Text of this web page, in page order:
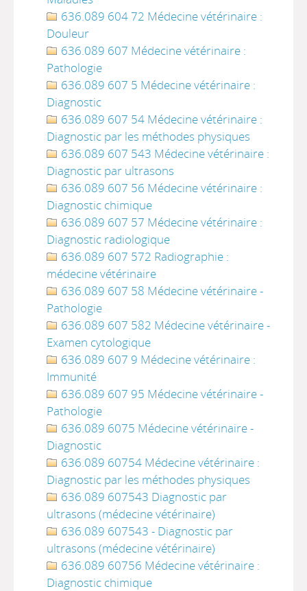
636.089 604 72 Médecine vétérinaire :
Douleur
636.089 607 Médecine vétérinaire :
Pathologie
636.089 607 5 Médecine vétérinaire :
Diagnostic
636.089 607 54 Médecine vétérinaire :
Diagnostic par les méthodes physiques
636.089 607 543 Médecine vétérinaire :
Diagnostic par ultrasons
636.089 607 56 Médecine vétérinaire :
Diagnostic chimique
636.089 607 57 Médecine vétérinaire :
Diagnostic radiologique
636.089 607 572 Radiographie :
médecine vétérinaire
636.089 607 58 Médecine vétérinaire -
Pathologie
636.089 607 582 Médecine vétérinaire -
Examen cytologique
636.089 607 9 Médecine vétérinaire :
Immunité
636.089 607 95 Médecine vétérinaire -
Pathologie
636.089 6075 Médecine vétérinaire -
Diagnostic
636.089 60754 Médecine vétérinaire :
Diagnostic par les méthodes physiques
636.089 607543 Diagnostic par
ultrasons (médecine vétérinaire)
636.089 607543 - Diagnostic par
ultrasons (médecine vétérinaire)
636.089 60756 Médecine vétérinaire :
Diagnostic chimique